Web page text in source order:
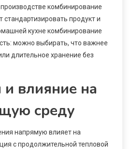
комбинирование
стандартизировать продукт и
кухне комбинирование
можно выбирать, что важнее
длительное хранение без
и влияние на
среду
напрямую влияет на
с продолжительной тепловой